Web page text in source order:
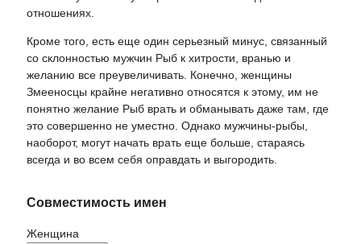
отношениях.
Кроме того, есть еще один серьезный минус, связанный
со склонностью мужчин Рыб к хитрости, вранью и
желанию все преувеличивать. Конечно, женщины
Змееносцы крайне негативно относятся к этому, им не
понятно желание Рыб врать и обманывать даже там, где
это совершенно не уместно. Однако мужчины-рыбы,
наоборот, могут начать врать еще больше, стараясь
всегда и во всем себя оправдать и выгородить.
Совместимость имен
Женщина